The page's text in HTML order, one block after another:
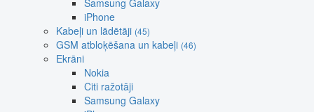
iPhone
Kabeļi un lādētāji (45)
GSM atbloķēšana un kabeļi (46)
Ekrāni
Nokia
Citi ražotāji
Samsung Galaxy